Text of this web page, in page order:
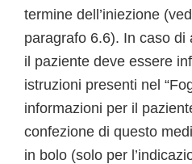
termine dell’iniezione
paragrafo 6.6). In caso di
il paziente deve essere
istruzioni presenti nel
informazioni per il
confezione di questo
in bolo (solo per